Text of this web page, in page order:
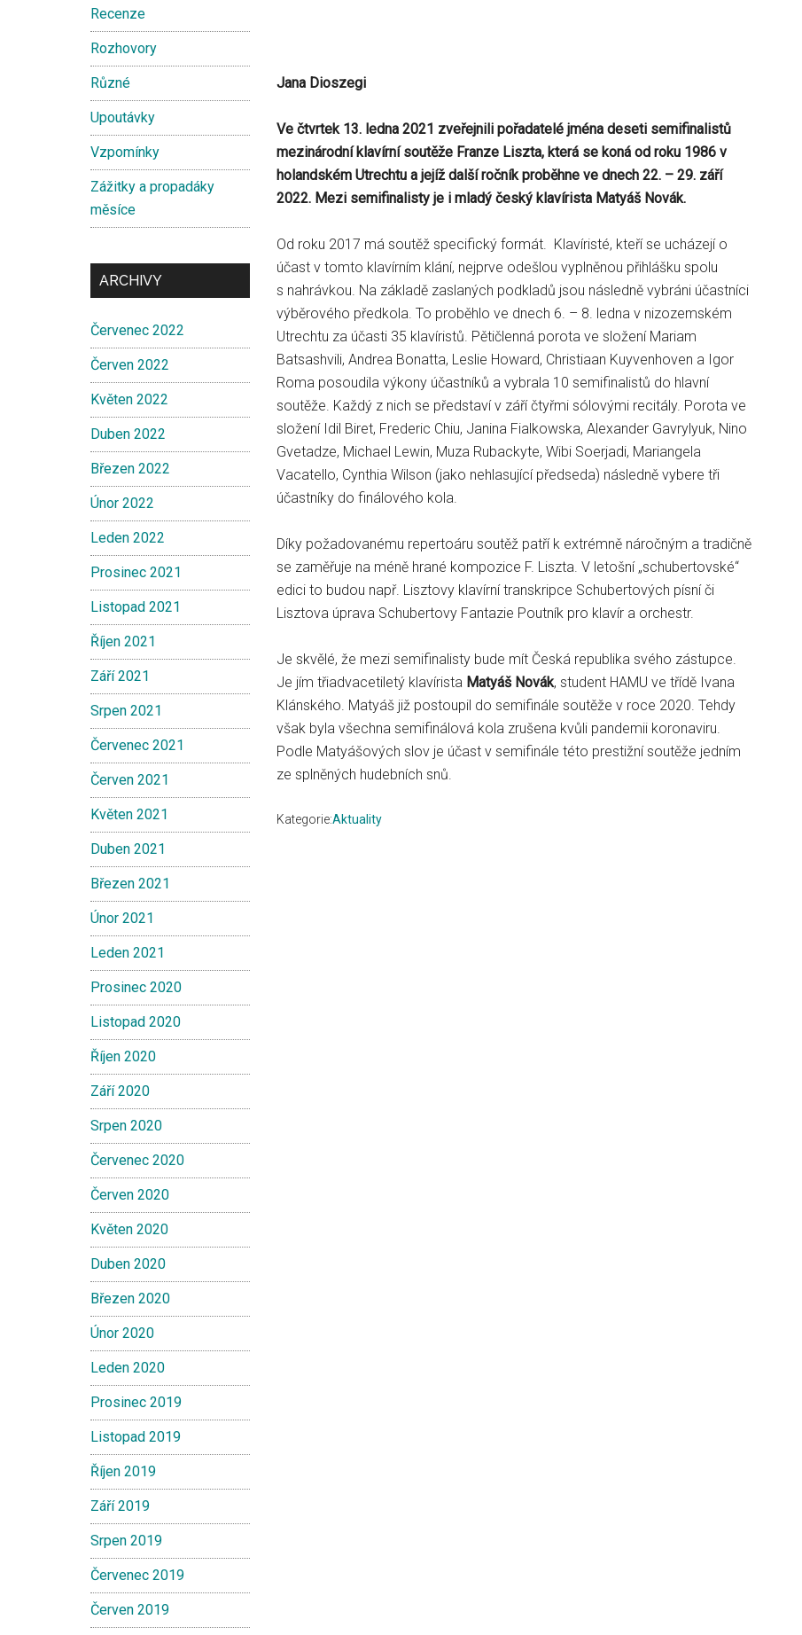
Jana Dioszegi
Ve čtvrtek 13. ledna 2021 zveřejnili pořadatelé jména deseti semifinalistů
mezinárodní klavírní soutěže Franze Liszta, která se koná od roku 1986 v
holandském Utrechtu a jejíž další ročník proběhne ve dnech 22. – 29. září
2022. Mezi semifinalisty je i mladý český klavírista Matyáš Novák.
Od roku 2017 má soutěž specifický formát. Klavíristé, kteří se ucházejí o
účast v tomto klavírním klání, nejprve odešlou vyplněnou přihlášku spolu
s nahrávkou. Na základě zaslaných podkladů jsou následně vybráni účastníci
výběrového předkola. To proběhlo ve dnech 6. – 8. ledna v nizozemském
Utrechtu za účasti 35 klavíristů. Pětičlenná porota ve složení Mariam
Batsashvili, Andrea Bonatta, Leslie Howard, Christiaan Kuyvenhoven a Igor
Roma posoudila výkony účastníků a vybrala 10 semifinalistů do hlavní
soutěže. Každý z nich se představí v září čtyřmi sólovými recitály. Porota ve
složení Idil Biret, Frederic Chiu, Janina Fialkowska, Alexander Gavrylyuk, Nino
Gvetadze, Michael Lewin, Muza Rubackyte, Wibi Soerjadi, Mariangela
Vacatello, Cynthia Wilson (jako nehlasující předseda) následně vybere tři
účastníky do finálového kola.
Díky požadovanému repertoáru soutěž patří k extrémně náročným a tradičně
se zaměřuje na méně hrané kompozice F. Liszta. V letošní „schubertovské“
edici to budou např. Lisztovy klavírní transkripce Schubertových písní či
Lisztova úprava Schubertovy Fantazie Poutník pro klavír a orchestr.
Je skvělé, že mezi semifinalisty bude mít Česká republika svého zástupce.
Je jím třiadvacetiletý klavírista Matyáš Novák, student HAMU ve třídě Ivana
Klánského. Matyáš již postoupil do semifinále soutěže v roce 2020. Tehdy
však byla všechna semifinálová kola zrušena kvůli pandemii koronaviru.
Podle Matyášových slov je účast v semifinále této prestižní soutěže jedním
ze splněných hudebních snů.
Kategorie:Aktuality
Recenze
Rozhovory
Různé
Upoutávky
Vzpomínky
Zážitky a propadáky
měsíce
ARCHIVY
Červenec 2022
Červen 2022
Květen 2022
Duben 2022
Březen 2022
Únor 2022
Leden 2022
Prosinec 2021
Listopad 2021
Říjen 2021
Září 2021
Srpen 2021
Červenec 2021
Červen 2021
Květen 2021
Duben 2021
Březen 2021
Únor 2021
Leden 2021
Prosinec 2020
Listopad 2020
Říjen 2020
Září 2020
Srpen 2020
Červenec 2020
Červen 2020
Květen 2020
Duben 2020
Březen 2020
Únor 2020
Leden 2020
Prosinec 2019
Listopad 2019
Říjen 2019
Září 2019
Srpen 2019
Červenec 2019
Červen 2019